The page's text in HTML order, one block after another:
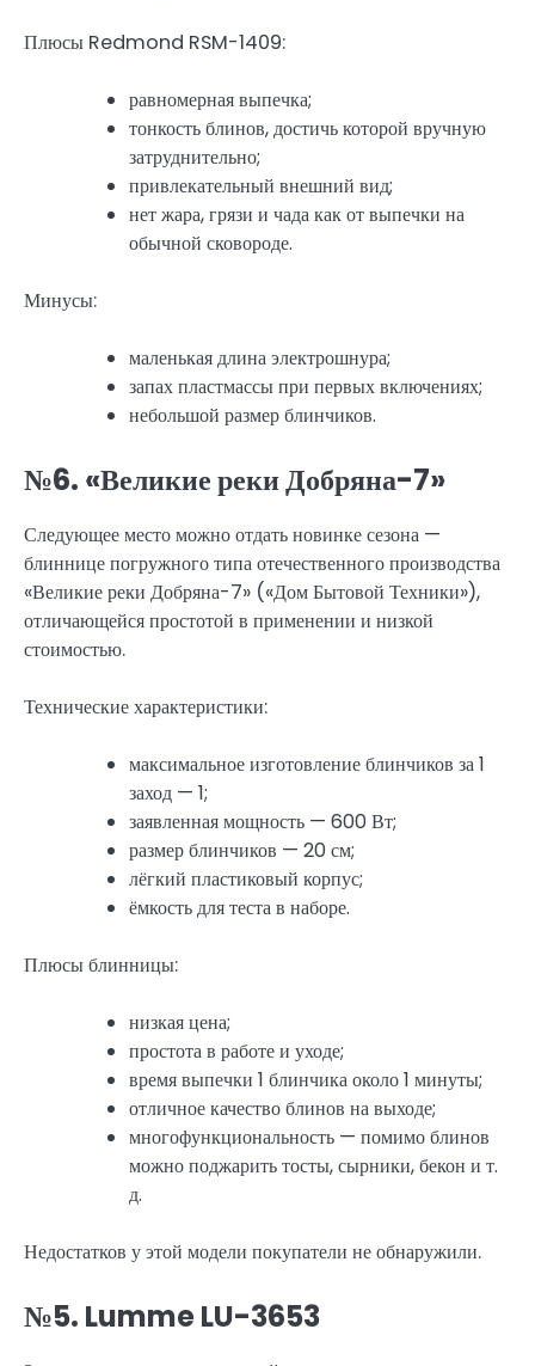
Плюсы Redmond RSM-1409:
равномерная выпечка;
тонкость блинов, достичь которой вручную
затруднительно;
привлекательный внешний вид;
нет жара, грязи и чада как от выпечки на
обычной сковороде.
Минусы:
маленькая длина электрошнура;
запах пластмассы при первых включениях;
небольшой размер блинчиков.
№6. «Великие реки Добряна-7»
Следующее место можно отдать новинке сезона —
блиннице погружного типа отечественного производства
«Великие реки Добряна-7» («Дом Бытовой Техники»),
отличающейся простотой в применении и низкой
стоимостью.
Технические характеристики:
максимальное изготовление блинчиков за 1
заход — 1;
заявленная мощность — 600 Вт;
размер блинчиков — 20 см;
лёгкий пластиковый корпус;
ёмкость для теста в наборе.
Плюсы блинницы:
низкая цена;
простота в работе и уходе;
время выпечки 1 блинчика около 1 минуты;
отличное качество блинов на выходе;
многофункциональность — помимо блинов
можно поджарить тосты, сырники, бекон и т.
д.
Недостатков у этой модели покупатели не обнаружили.
№5. Lumme LU-3653